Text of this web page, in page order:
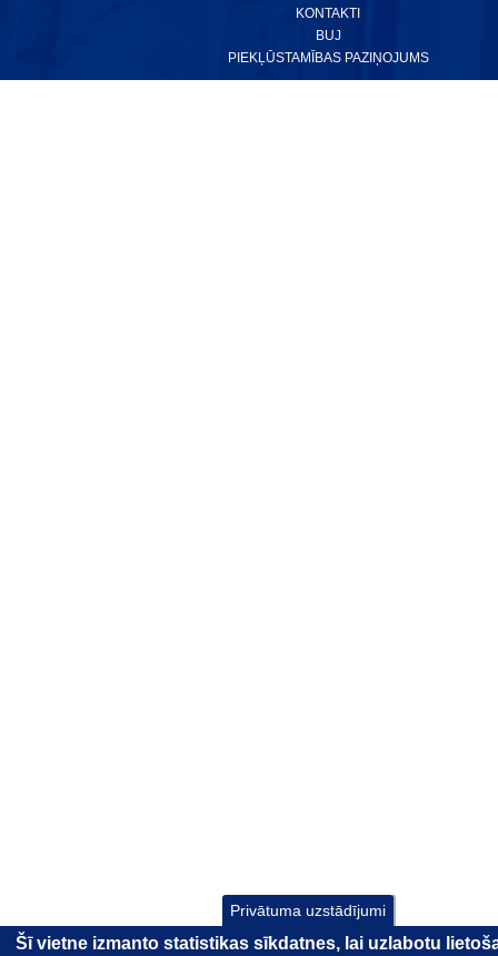
KONTAKTI
BUJ
PIEKĻŪSTAMĪBAS PAZIŅOJUMS
Privātuma uzstādījumi
Šī vietne izmanto statistikas sīkdatnes, lai uzlabotu